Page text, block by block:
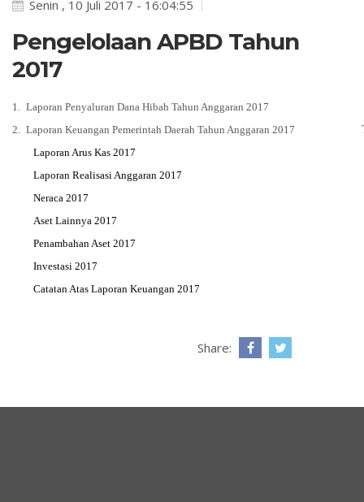
Senin , 10 Juli 2017 - 16:04:55
Pengelolaan APBD Tahun
2017
1. Laporan Penyaluran Dana Hibah Tahun Anggaran 2017
2. Laporan Keuangan Pemerintah Daerah Tahun Anggaran 2017
Laporan Arus Kas 2017
Laporan Realisasi Anggaran 2017
Neraca 2017
Aset Lainnya 2017
Penambahan Aset 2017
Investasi 2017
Catatan Atas Laporan Keuangan 2017
Share: